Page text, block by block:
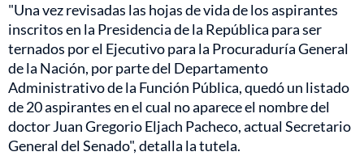
"Una vez revisadas las hojas de vida de los aspirantes
inscritos en la Presidencia de la República para ser
ternados por el Ejecutivo para la Procuraduría General
de la Nación, por parte del Departamento
Administrativo de la Función Pública, quedó un listado
de 20 aspirantes en el cual no aparece el nombre del
doctor Juan Gregorio Eljach Pacheco, actual Secretario
General del Senado", detalla la tutela.